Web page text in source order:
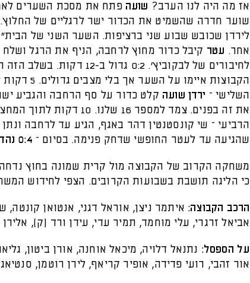
אז מה היה לנו הערב? שועה פתח את מסכת השערים
שוער חדרה שהשמיט את הכדור ישר לרגליים של
לירדן שכובש שבוע שני ברציפות. השער השני של
אחר. עטר קיבל כדור מחוץ לרחבה, הניף את הרגל
הקבוצות איימו
השלישי – ירדן שועה קלט כדור על סף הרחבה והגביע
את זה בפנים. צמד למספר 16 שלנו.
הרביעי – שי קונסטנטין דהר באגף, הגיע עד לרחבה
שהגיעה עד לעטר החופשי שדחק פנימה. בסיום – 0:4 נהדר לצהובים שחורים
משחקה הקרוב של הקבוצה מול קרית שמונה בחוץ
כי הליגה תושבת בשבועות הקרובים. הצפי לחידוש המשחקים – 23
הרכב הקבוצה: איתמר ניצן, אוראל דגני, אנטואן קונטה,
אביאל זרגרי, עלי מוחמד, תמיר עדי, עידן ורד (ק),
על הספסל: נתנאל דלויה, מיכאל אוחנה, אורן ביטון,
אור זהבי, רועי פדידה, אופיר קריאף, לירן רוטמן,